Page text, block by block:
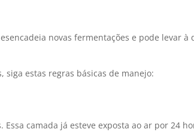
novas fermentações e pode levar
estas regras básicas de manejo:
camada já esteve exposta ao ar por 24